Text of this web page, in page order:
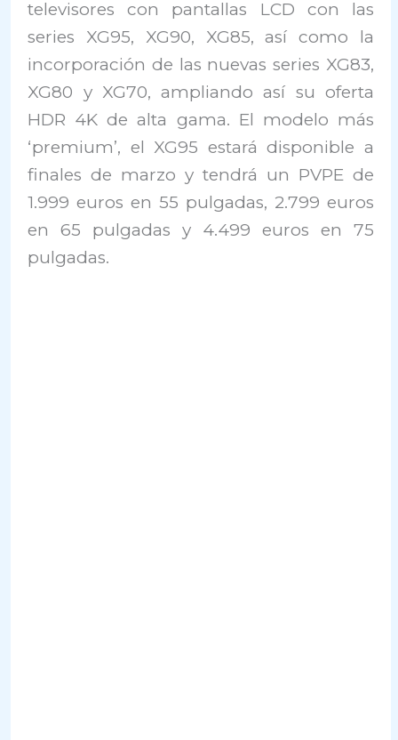
televisores con pantallas LCD con las
series XG95, XG90, XG85, así como la
incorporación de las nuevas series XG83,
XG80 y XG70, ampliando así su oferta
HDR 4K de alta gama. El modelo más
‘premium’, el XG95 estará disponible a
finales de marzo y tendrá un PVPE de
1.999 euros en 55 pulgadas, 2.799 euros
en 65 pulgadas y 4.499 euros en 75
pulgadas.